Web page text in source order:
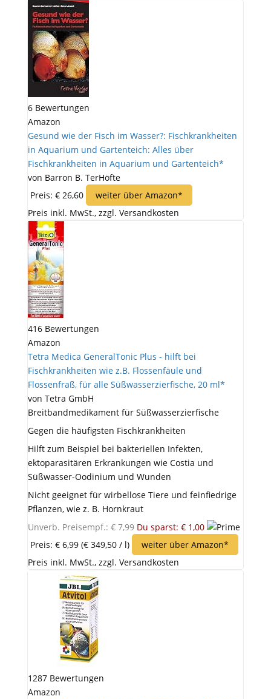
6 Bewertungen
Amazon
Gesund wie der Fisch im Wasser?: Fischkrankheiten
in Aquarium und Gartenteich: Alles über
Fischkrankheiten in Aquarium und Gartenteich*
von Barron B. TerHöfte
Preis: € 26,60
weiter über Amazon*
Preis inkl. MwSt., zzgl. Versandkosten
416 Bewertungen
Amazon
Tetra Medica GeneralTonic Plus - hilft bei
Fischkrankheiten wie z.B. Flossenfäule und
Flossenfraß, für alle Süßwasserzierfische, 20 ml*
von Tetra GmbH
Breitbandmedikament für Süßwasserzierfische
Gegen die häufigsten Fischkrankheiten
Hilft zum Beispiel bei bakteriellen Infekten,
ektoparasitären Erkrankungen wie Costia und
Süßwasser-Oodinium und Wunden
Nicht geeignet für wirbellose Tiere und feinfiedrige
Pflanzen, wie z. B. Hornkraut
Unverb. Preisempf.: € 7,99 Du sparst: € 1,00
Preis: € 6,99 (€ 349,50 / l)
weiter über Amazon*
Preis inkl. MwSt., zzgl. Versandkosten
1287 Bewertungen
Amazon